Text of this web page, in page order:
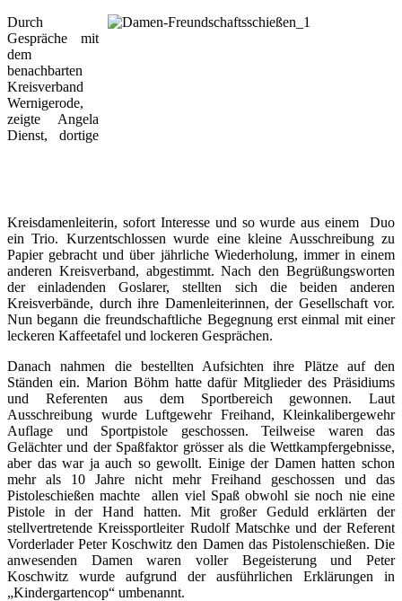
Durch
Gespräche mit
dem
benachbarten
Kreisverband
Wernigerode,
zeigte Angela
Dienst, dortige
Kreisdamenleiterin, sofort Interesse und so wurde aus einem Duo
ein Trio. Kurzentschlossen wurde eine kleine Ausschreibung zu
Papier gebracht und über jährliche Wiederholung, immer in einem
anderen Kreisverband, abgestimmt. Nach den Begrüßungsworten
der einladenden Goslarer, stellten sich die beiden anderen
Kreisverbände, durch ihre Damenleiterinnen, der Gesellschaft vor.
Nun begann die freundschaftliche Begegnung erst einmal mit einer
leckeren Kaffeetafel und lockeren Gesprächen.
Danach nahmen die bestellten Aufsichten ihre Plätze auf den
Ständen ein. Marion Böhm hatte dafür Mitglieder des Präsidiums
und Referenten aus dem Sportbereich gewonnen. Laut
Ausschreibung wurde Luftgewehr Freihand, Kleinkalibergewehr
Auflage und Sportpistole geschossen. Teilweise waren das
Gelächter und der Spaßfaktor grösser als die Wettkampfergebnisse,
aber das war ja auch so gewollt. Einige der Damen hatten schon
mehr als 10 Jahre nicht mehr Freihand geschossen und das
Pistoleschießen machte allen viel Spaß obwohl sie noch nie eine
Pistole in der Hand hatten. Mit großer Geduld erklärten der
stellvertretende Kreissportleiter Rudolf Matschke und der Referent
Vorderlader Peter Koschwitz den Damen das Pistolenschießen. Die
anwesenden Damen waren voller Begeisterung und Peter
Koschwitz wurde aufgrund der ausführlichen Erklärungen in
„Kindergartencop“ umbenannt.